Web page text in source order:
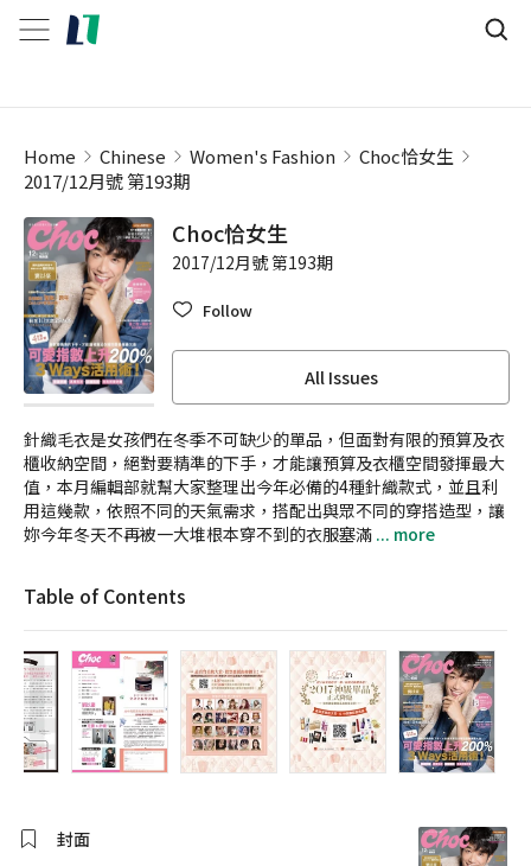
Home Chinese Women's Fashion
Choc恰女生
2017/12月號 第193期
Choc恰女生
2017/12月號 第193期
Follow
All Issues
針織毛衣是女孩們在冬季不可缺少的單品，但面對有限的預算及衣
櫃收納空間，絕對要精準的下手，才能讓預算及衣櫃空間發揮最大
值，本月編輯部就幫大家整理出今年必備的4種針織款式，並且利
用這幾款，依照不同的天氣需求，搭配出與眾不同的穿搭造型，讓
妳今年冬天不再被一大堆根本穿不到的衣服塞滿 ... more
Table of Contents
封面